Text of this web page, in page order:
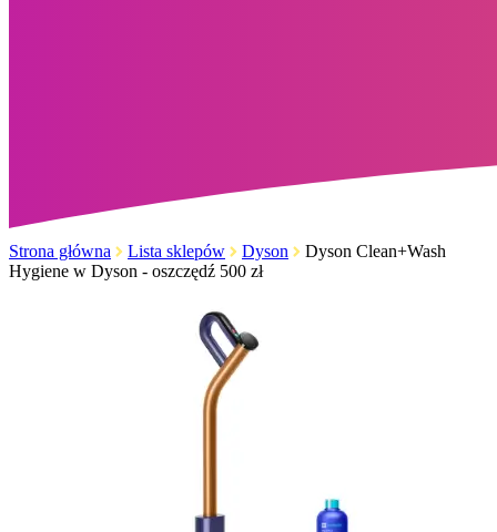
Strona główna Lista sklepów Dyson
Dyson Clean+Wash
Hygiene w Dyson - oszczędź 500 zł